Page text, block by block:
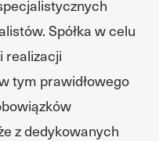
Spółka w celu
realizacji
tym prawidłowego
z dedykowanych